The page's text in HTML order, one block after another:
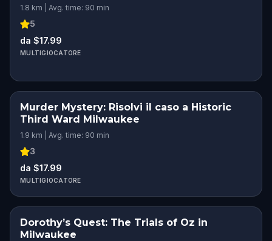
1.8 km | Avg. time: 90 min
5
da $17.99
MULTIGIOCATORE
Murder Mystery: Risolvi il caso a Historic
Third Ward Milwaukee
1.9 km | Avg. time: 90 min
3
da $17.99
MULTIGIOCATORE
Dorothy’s Quest: The Trials of Oz in
Milwaukee